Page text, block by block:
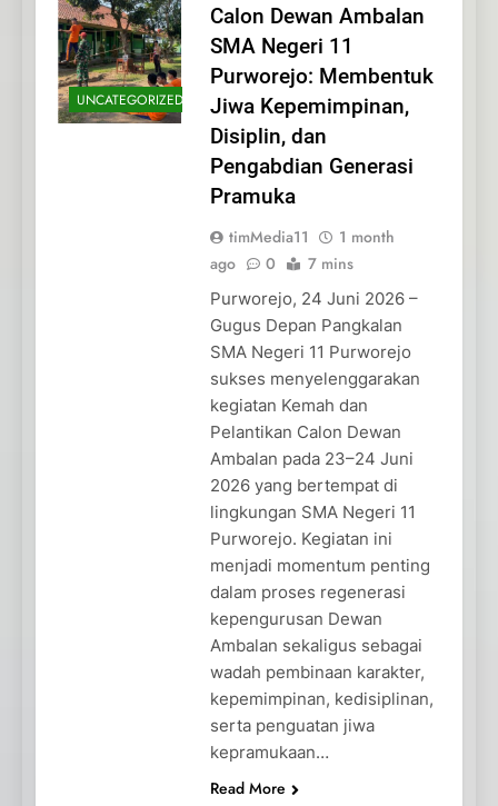
UNCATEGORIZED
Calon Dewan Ambalan
SMA Negeri 11
Purworejo: Membentuk
Jiwa Kepemimpinan,
Disiplin, dan
Pengabdian Generasi
Pramuka
timMedia11
1 month
ago
0 7 mins
Purworejo, 24 Juni 2026 –
Gugus Depan Pangkalan
SMA Negeri 11 Purworejo
sukses menyelenggarakan
kegiatan Kemah dan
Pelantikan Calon Dewan
Ambalan pada 23–24 Juni
2026 yang bertempat di
lingkungan SMA Negeri 11
Purworejo. Kegiatan ini
menjadi momentum penting
dalam proses regenerasi
kepengurusan Dewan
Ambalan sekaligus sebagai
wadah pembinaan karakter,
kepemimpinan, kedisiplinan,
serta penguatan jiwa
kepramukaan…
Read More